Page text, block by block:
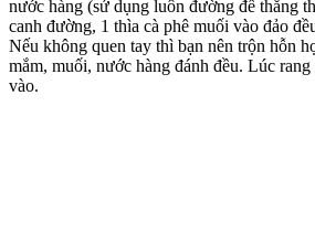
nước hàng (sử dụng luôn đường để thắng
canh đường, 1 thìa cà phê muối vào đảo
Nếu không quen tay thì bạn nên trộn hỗn
mắm, muối, nước hàng đánh đều. Lúc
vào.